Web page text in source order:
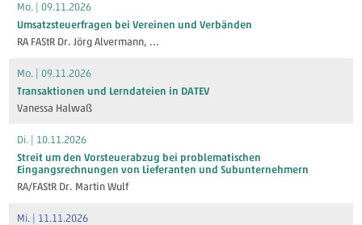
Mo. | 09.11.2026
Umsatzsteuerfragen bei Vereinen und Verbänden
RA FAStR Dr. Jörg Alvermann, ...
Mo. | 09.11.2026
Transaktionen und Lerndateien in DATEV
Vanessa Halwaß
Di. | 10.11.2026
Streit um den Vorsteuerabzug bei problematischen
Eingangsrechnungen von Lieferanten und Subunternehmern
RA/FAStR Dr. Martin Wulf
Mi. | 11.11.2026